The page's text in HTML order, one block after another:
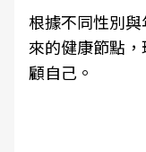
根據不同性別
來的健康節點
顧自己。